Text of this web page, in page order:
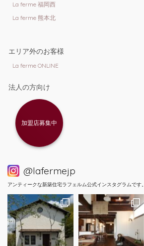
La ferme 福岡西
La ferme 熊本北
エリア外のお客様
La ferme ONLINE
法人の方向け
加盟店募集中
@lafermejp
アンティークな新築住宅ラフェルム公式インスタグラムです。